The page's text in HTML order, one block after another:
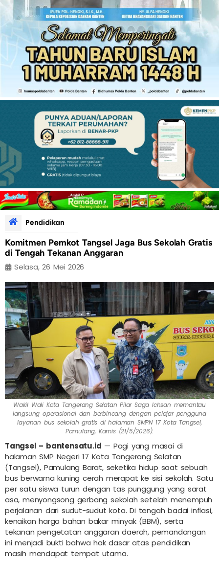
Pendidikan
Komitmen Pemkot Tangsel Jaga Bus Sekolah Gratis
di Tengah Tekanan Anggaran
Selasa, 26 Mei 2026
Wakil Wali Kota Tangerang Selatan Pilar Saga Ichsan memantau
langsung operasional dan berbincang dengan pelajar pengguna
layanan bus sekolah gratis di halaman SMPN 17 Kota Tangsel,
Pamulang, Kamis (21/5/2026).
Tangsel – bantensatu.id — Pagi yang masai di
halaman SMP Negeri 17 Kota Tangerang Selatan
(Tangsel), Pamulang Barat, seketika hidup saat sebuah
bus berwarna kuning cerah merapat ke sisi sekolah. Satu
per satu siswa turun dengan tas punggung yang sarat
asa, menyongsong gerbang sekolah setelah menempuh
perjalanan dari sudut-sudut kota. Di tengah badai inflasi,
kenaikan harga bahan bakar minyak (BBM), serta
tekanan pengetatan anggaran daerah, pemandangan
ini menjadi bukti bahwa hak dasar atas pendidikan
masih mendapat tempat utama.